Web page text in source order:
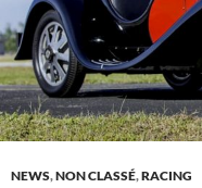
NEWS,NON CLASSÉ,RACING